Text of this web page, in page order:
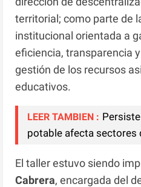
territorial; como parte de
institucional orientada a
eficiencia, transparencia
gestión de los recursos
educativos.
LEER TAMBIEN :
potable afecta sectores
El taller estuvo siendo
Cabrera, encargada del